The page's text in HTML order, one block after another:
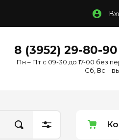
8 (3952) 29-80-90
Пн – Пт с 09-30 до 17-00 без
Сб, Вс –